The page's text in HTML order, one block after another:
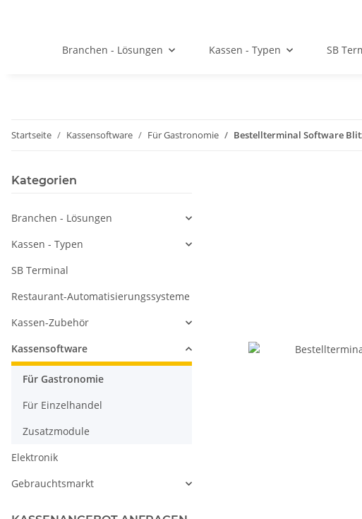
Branchen - Lösungen Kassen - Typen SB
Startseite Kassensoftware Für Gastronomie Bestellterminal Software
Kategorien
Branchen - Lösungen
Kassen - Typen
SB Terminal
Restaurant-Automatisierungssysteme
Kassen-Zubehör
Kassensoftware
Für Gastronomie
Für Einzelhandel
Zusatzmodule
Elektronik
Gebrauchtsmarkt